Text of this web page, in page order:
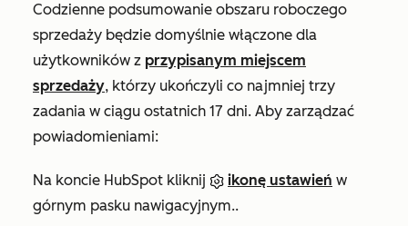
Codzienne podsumowanie obszaru roboczego
sprzedaży będzie domyślnie włączone dla
użytkowników z przypisanym miejscem
sprzedaży, którzy ukończyli co najmniej trzy
zadania w ciągu ostatnich 17 dni. Aby zarządzać
powiadomieniami:
Na koncie HubSpot kliknij ikonę ustawień w
górnym pasku nawigacyjnym..